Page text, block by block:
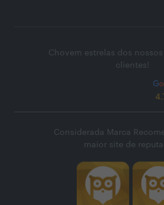
Chovem estrelas dos
clientes!
Considerada Marca
maior site de